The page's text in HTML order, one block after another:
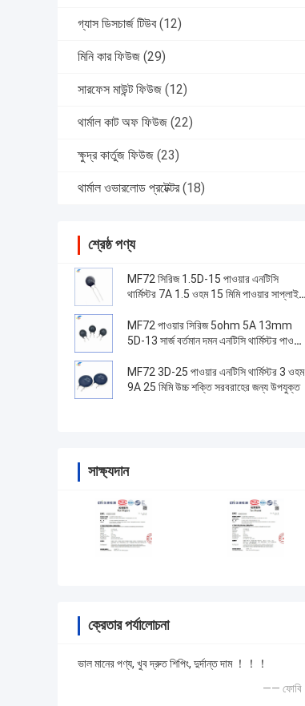
গ্যাস ডিসচার্জ টিউব (12)
মিনি কার ফিউজ (29)
সারফেস মাউন্ট ফিউজ (12)
থার্মাল কাট অফ ফিউজ (22)
ক্ষুদ্র কার্তুজ ফিউজ (23)
থার্মাল ওভারলোড প্রটেক্টর (18)
শ্রেষ্ঠ পণ্য
MF72 সিরিজ 1.5D-15 পাওয়ার এনটিসি
থার্মিস্টর 7A 1.5 ওহম 15 মিমি পাওয়ার সাপ্লাই
MF72 পাওয়ার সিরিজ 5ohm 5A 13mm
5D-13 সার্জ বর্তমান দমন এনটিসি থার্মিস্টর পাওয়ার
MF72 3D-25 পাওয়ার এনটিসি থার্মিস্টর 3 ওহম
9A 25 মিমি উচ্চ শক্তি সরবরাহের জন্য উপযুক্ত
সাক্ষ্যদান
ক্রেতার পর্যালোচনা
ভাল মানের পণ্য, খুব দ্রুত শিপিং, দুর্দান্ত দাম ！！！
—— ফোবি